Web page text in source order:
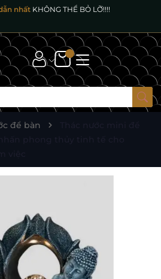
nhất KHÔNG THỂ BỎ LỠ!!!!
để bàn